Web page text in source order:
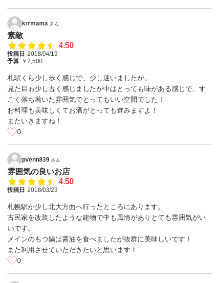
krrmama さん
素敵
4.50
投稿日 2018/04/19
予算 ￥2,500
札駅くら少し歩く感じで、少し迷いましたが。
見た目ゎ少し古く感じましたが中はとっても味がある感じで、す
ごく落ち着いた雰囲気でとってもいい空間でした！
お料理も美味しくてお酒がとっても進みますよ！
またいきますね！
0
pvenn839 さん
雰囲気の良いお店
4.50
投稿日 2018/03/23
札幌駅か少し北大方面へ行ったところにあります。
古民家を改装したような建物で中も風情がありとても雰囲気がい
いです。
メインのもつ鍋は醤油を食べましたが抜群に美味しいです！
また利用させていただきたいと思います！
0